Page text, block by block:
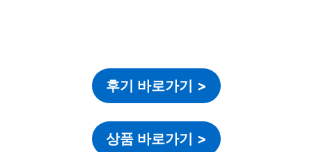
후기 바로가기 >
상품 바로가기 >